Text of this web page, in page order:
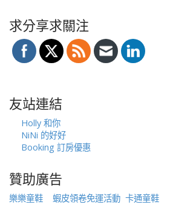
求分享求關注
友站連結
Holly 和你
NiNi 的好好
Booking 訂房優惠
贊助廣告
樂樂童鞋 蝦皮領卷免運活動 卡通童鞋